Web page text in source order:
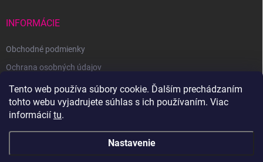
Tento web používa súbory cookie. Ďalším prechádzaním
tohto webu vyjadrujete súhlas s ich používaním. Viac
informácií tu.
Nastavenie
INFORMÁCIE
Obchodné podmienky
Ochrana osobných údajov
Reklamačný poriadok
Odstúpenie od zmluvy